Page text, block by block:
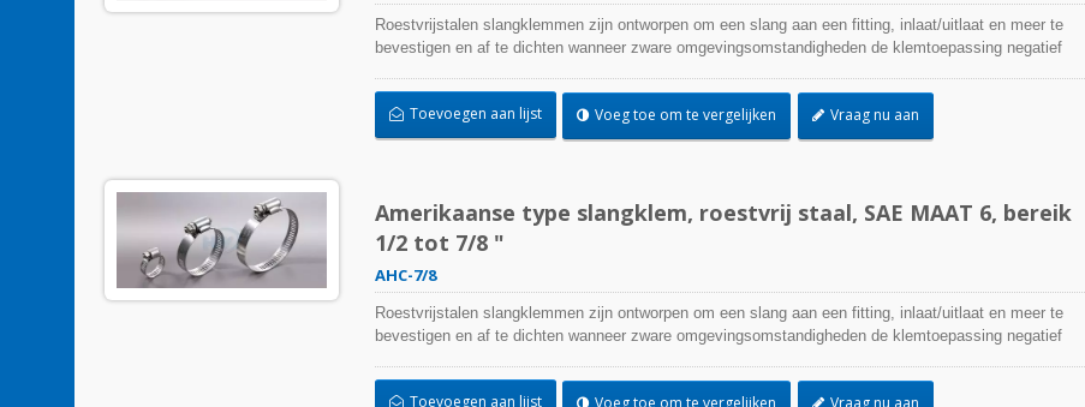
Roestvrijstalen slangklemmen zijn ontworpen om een slang aan een fitting, inlaat/uitlaat en meer te
bevestigen en af te dichten wanneer zware omgevingsomstandigheden de klemtoepassing negatief
temperatuurextremen een zorg zijn. Roestvrijstalen slangklemmen kunnen in vrijwel elke binnen- en
buitentoepassing worden gebruikt.
Toevoegen aan lijst Voeg toe om te vergelijken Vraag nu aan
Amerikaanse type slangklem, roestvrij staal, SAE MAAT 6, bereik
1/2 tot 7/8 "
AHC-7/8
Roestvrijstalen slangklemmen zijn ontworpen om een slang aan een fitting, inlaat/uitlaat en meer te
bevestigen en af te dichten wanneer zware omgevingsomstandigheden de klemtoepassing negatief
temperatuurextremen een zorg zijn. Roestvrijstalen slangklemmen kunnen in vrijwel elke binnen- en
Toevoegen aan lijst Voeg toe om te vergelijken Vraag nu aan